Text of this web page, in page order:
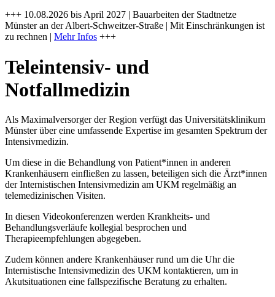
+++ 10.08.2026 bis April 2027 | Bauarbeiten der Stadtnetze
Münster an der Albert-Schweitzer-Straße | Mit Einschränkungen ist
zu rechnen | Mehr Infos +++
Teleintensiv- und
Notfallmedizin
Als Maximalversorger der Region verfügt das Universitätsklinikum
Münster über eine umfassende Expertise im gesamten Spektrum der
Intensivmedizin.
Um diese in die Behandlung von Patient*innen in anderen
Krankenhäusern einfließen zu lassen, beteiligen sich die Ärzt*innen
der Internistischen Intensivmedizin am UKM regelmäßig an
telemedizinischen Visiten.
In diesen Videokonferenzen werden Krankheits- und
Behandlungsverläufe kollegial besprochen und
Therapieempfehlungen abgegeben.
Zudem können andere Krankenhäuser rund um die Uhr die
Internistische Intensivmedizin des UKM kontaktieren, um in
Akutsituationen eine fallspezifische Beratung zu erhalten.